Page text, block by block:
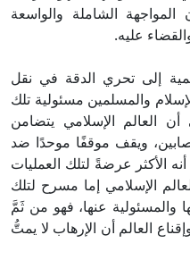
الشاملة والواسعة
عليه.
إلى تحري الدقة في نقل
والمسلمين مسئولية تلك
أن العالم الإسلامي يتضامن
ويقف موقفًا موحدًا ضد
الأكثر عرضةً لتلك العمليات
الإسلامي إما مسرح لتلك
والمسئولية عنها، فهو من ثَمَّ
العالم أن الإرهاب لا يمتُّ